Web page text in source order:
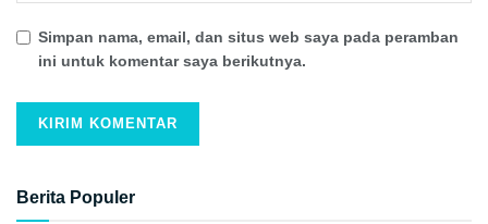
Simpan nama, email, dan situs web saya pada peramban
ini untuk komentar saya berikutnya.
Berita Populer